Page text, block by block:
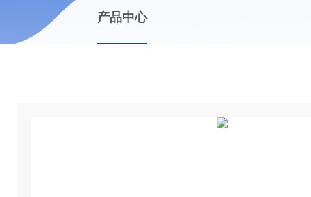
产品中心